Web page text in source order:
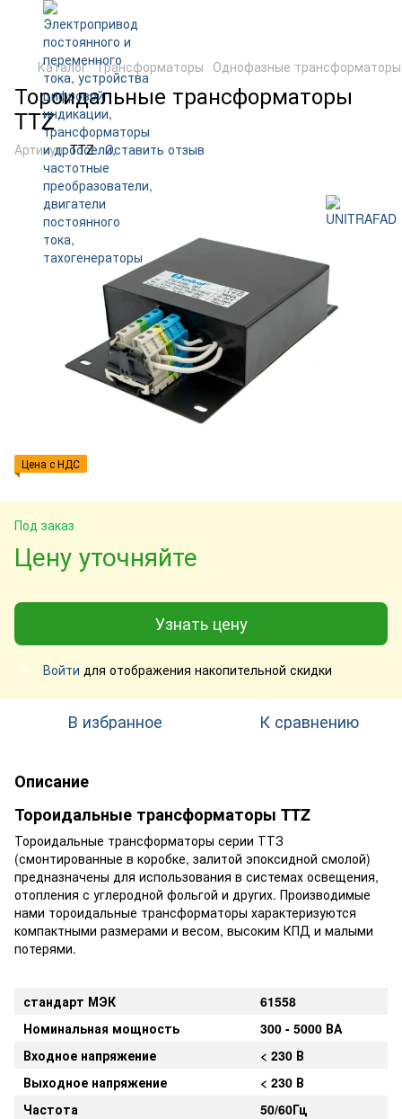
Каталог Трансформаторы Однофазные трансформаторы
Тороидальные трансформаторы
TTZ
Артикул:TTZ Оставить отзыв
Цена с НДС
Под заказ
Цену уточняйте
Узнать цену
% Войти для отображения накопительной скидки
В избранное К сравнению
Описание
Тороидальные трансформаторы TTZ
Тороидальные трансформаторы серии ТТЗ
(смонтированные в коробке, залитой эпоксидной смолой)
предназначены для использования в системах освещения,
отопления с углеродной фольгой и других. Производимые
нами тороидальные трансформаторы характеризуются
компактными размерами и весом, высоким КПД и малыми
потерями.
стандарт МЭК
61558
Номинальная мощность
300 - 5000 ВА
Входное напряжение
< 230 В
Выходное напряжение
< 230 В
Частота
50/60Гц